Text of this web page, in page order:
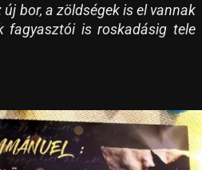
bor, a zöldségek is el vannak
fagyasztói is roskadásig tele